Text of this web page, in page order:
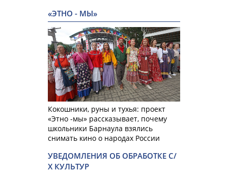
«ЭТНО - МЫ»
Кокошники, руны и тухья: проект
«Этно -мы» рассказывает, почему
школьники Барнаула взялись
снимать кино о народах России
УВЕДОМЛЕНИЯ ОБ ОБРАБОТКЕ С/
Х КУЛЬТУР